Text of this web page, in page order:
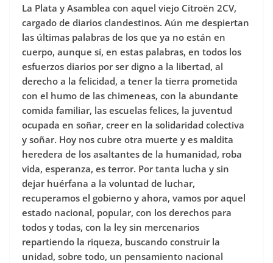
La Plata y Asamblea con aquel viejo Citroën 2CV,
cargado de diarios clandestinos. Aún me despiertan
las últimas palabras de los que ya no están en
cuerpo, aunque sí, en estas palabras, en todos los
esfuerzos diarios por ser digno a la libertad, al
derecho a la felicidad, a tener la tierra prometida
con el humo de las chimeneas, con la abundante
comida familiar, las escuelas felices, la juventud
ocupada en soñar, creer en la solidaridad colectiva
y soñar. Hoy nos cubre otra muerte y es maldita
heredera de los asaltantes de la humanidad, roba
vida, esperanza, es terror. Por tanta lucha y sin
dejar huérfana a la voluntad de luchar,
recuperamos el gobierno y ahora, vamos por aquel
estado nacional, popular, con los derechos para
todos y todas, con la ley sin mercenarios
repartiendo la riqueza, buscando construir la
unidad, sobre todo, un pensamiento nacional